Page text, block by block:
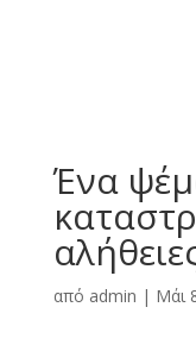
Ένα
από admin | Μάι